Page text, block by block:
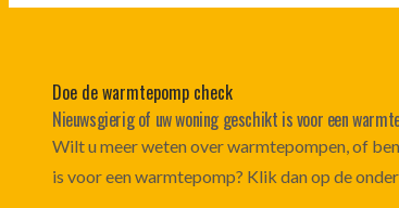
Doe de warmtepomp check
Nieuwsgierig of uw woning geschikt is voor een
Wilt u meer weten over warmtepompen, of
is voor een warmtepomp? Klik dan op de